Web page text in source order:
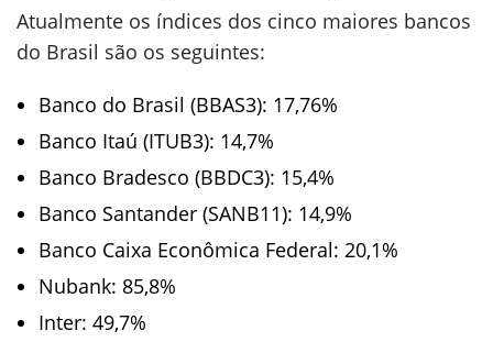
Atualmente os índices dos cinco maiores bancos
do Brasil são os seguintes:
Banco do Brasil (BBAS3): 17,76%
Banco Itaú (ITUB3): 14,7%
Banco Bradesco (BBDC3): 15,4%
Banco Santander (SANB11): 14,9%
Banco Caixa Econômica Federal: 20,1%
Nubank: 85,8%
Inter: 49,7%